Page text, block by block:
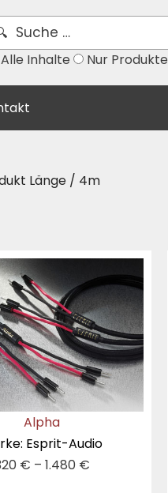
Inhalte Nur Produkte
Länge / 4m
Alpha
Esprit-Audio
€ – 1.480 €